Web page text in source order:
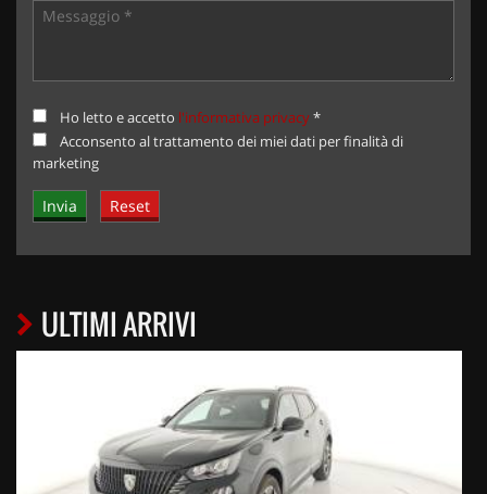
Ho letto e accetto l'informativa privacy*
Acconsento al trattamento dei miei dati per finalità di
marketing
ULTIMI ARRIVI